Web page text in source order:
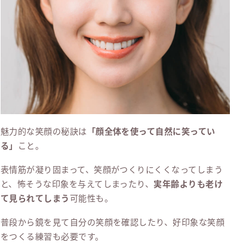
魅力的な笑顔の秘訣は 「顔全体を使って自然に笑ってい
る」 こと。
表情筋が凝り固まって、笑顔がつくりにくくなってしまう
と、怖そうな印象を与えてしまったり、 実年齢よりも老け
て見られてしまう可能性も。
普段から鏡を見て自分の笑顔を確認したり、好印象な笑顔
をつくる練習も必要です。